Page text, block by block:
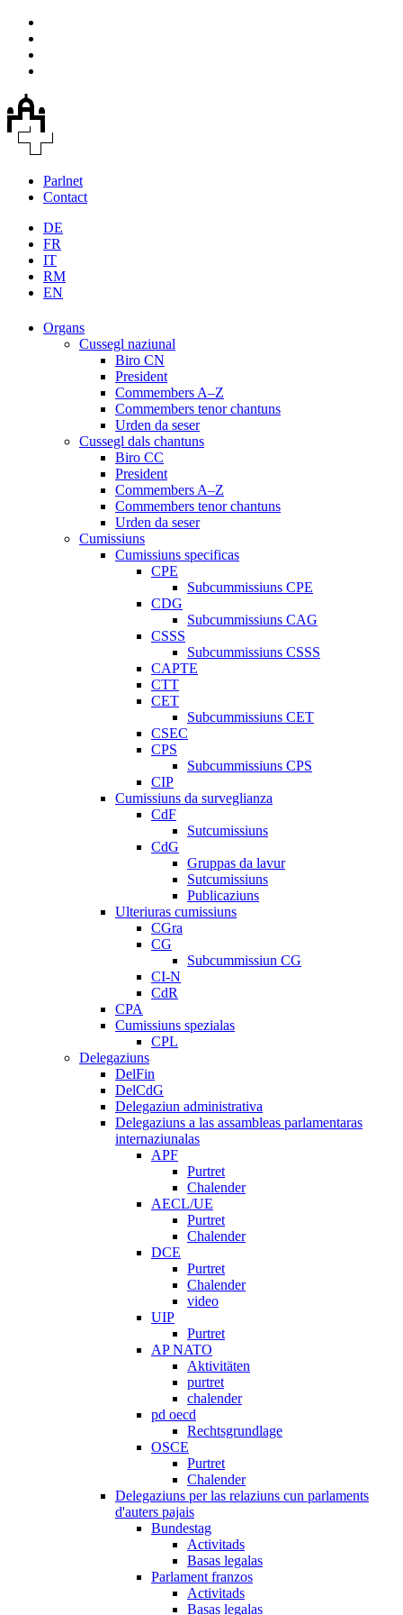
Parlnet
Contact
DE
FR
IT
RM
EN
Organs
Cussegl naziunal
Biro CN
President
Commembers A–Z
Commembers tenor chantuns
Urden da seser
Cussegl dals chantuns
Biro CC
President
Commembers A–Z
Commembers tenor chantuns
Urden da seser
Cumissiuns
Cumissiuns specificas
CPE
Subcummissiuns CPE
CDG
Subcummissiuns CAG
CSSS
Subcummissiuns CSSS
CAPTE
CTT
CET
Subcummissiuns CET
CSEC
CPS
Subcummissiuns CPS
CIP
Cumissiuns da surveglianza
CdF
Sutcumissiuns
CdG
Gruppas da lavur
Sutcumissiuns
Publicaziuns
Ulteriuras cumissiuns
CGra
CG
Subcummissiun CG
CI-N
CdR
CPA
Cumissiuns spezialas
CPL
Delegaziuns
DelFin
DelCdG
Delegaziun administrativa
Delegaziuns a las assambleas parlamentaras
internaziunalas
APF
Purtret
Chalender
AECL/UE
Purtret
Chalender
DCE
Purtret
Chalender
video
UIP
Purtret
AP NATO
Aktivitäten
purtret
chalender
pd oecd
Rechtsgrundlage
OSCE
Purtret
Chalender
Delegaziuns per las relaziuns cun parlaments
d'auters pajais
Bundestag
Activitads
Basas legalas
Parlament franzos
Activitads
Basas legalas